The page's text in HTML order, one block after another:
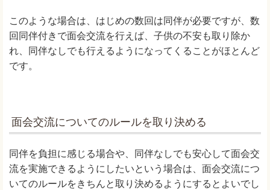
このような場合は、はじめの数回は同伴が必要ですが、数
回同伴付きで面会交流を行えば、子供の不安も取り除か
れ、同伴なしでも行えるようになってくることがほとんど
です。
面会交流についてのルールを取り決める
同伴を負担に感じる場合や、同伴なしでも安心して面会交
流を実施できるようにしたいという場合は、面会交流につ
いてのルールをきちんと取り決めるようにするとよいでし